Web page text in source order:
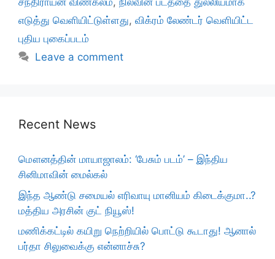
எடுத்து வெளியிட்டுள்ளது, விக்ரம் லேண்டர் வெளியிட்ட
புதிய புகைப்படம்
Leave a comment
Recent News
மௌனத்தின் மாயாஜாலம்: ‘பேசும் படம்’ – இந்திய
சினிமாவின் மைல்கல்
இந்த ஆண்டு சமையல் எரிவாயு மானியம் கிடைக்குமா..?
மத்திய அரசின் குட் நியூஸ்!
மணிக்கட்டில் கயிறு நெற்றியில் பொட்டு கூடாது! ஆனால்
பர்தா சிலுவைக்கு என்னாச்சு?